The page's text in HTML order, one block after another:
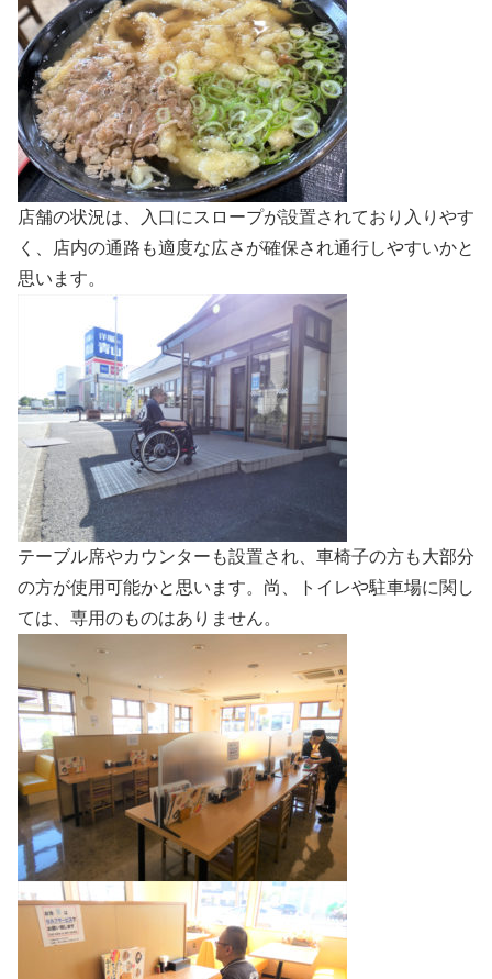
店舗の状況は、入口にスロープが設置されており入りやす
く、店内の通路も適度な広さが確保され通行しやすいかと
思います。
テーブル席やカウンターも設置され、車椅子の方も大部分
の方が使用可能かと思います。尚、トイレや駐車場に関し
ては、専用のものはありません。